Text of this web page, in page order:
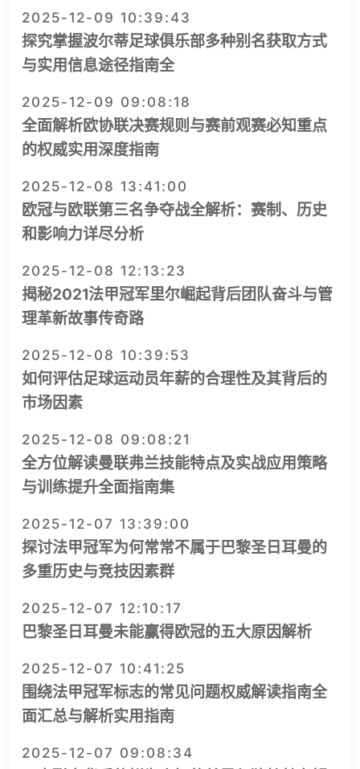
2025-12-09 10:39:43
探究掌握波尔蒂足球俱乐部多种别名获取方式
与实用信息途径指南全
2025-12-09 09:08:18
全面解析欧协联决赛规则与赛前观赛必知重点
的权威实用深度指南
2025-12-08 13:41:00
欧冠与欧联第三名争夺战全解析：赛制、历史
和影响力详尽分析
2025-12-08 12:13:23
揭秘2021法甲冠军里尔崛起背后团队奋斗与管
理革新故事传奇路
2025-12-08 10:39:53
如何评估足球运动员年薪的合理性及其背后的
市场因素
2025-12-08 09:08:21
全方位解读曼联弗兰技能特点及实战应用策略
与训练提升全面指南集
2025-12-07 13:39:00
探讨法甲冠军为何常常不属于巴黎圣日耳曼的
多重历史与竞技因素群
2025-12-07 12:10:17
巴黎圣日耳曼未能赢得欧冠的五大原因解析
2025-12-07 10:41:25
围绕法甲冠军标志的常见问题权威解读指南全
面汇总与解析实用指南
2025-12-07 09:08:34